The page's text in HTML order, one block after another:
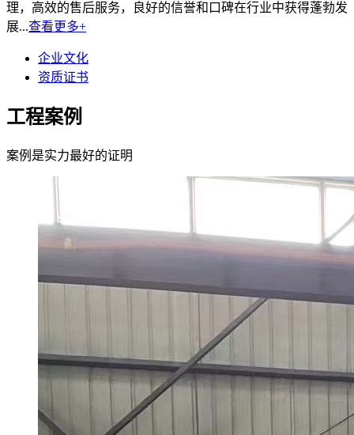
理，高效的售后服务，良好的信誉和口碑在行业中获得蓬勃发
展...查看更多+
企业文化
资质证书
工程案例
案例是实力最好的证明